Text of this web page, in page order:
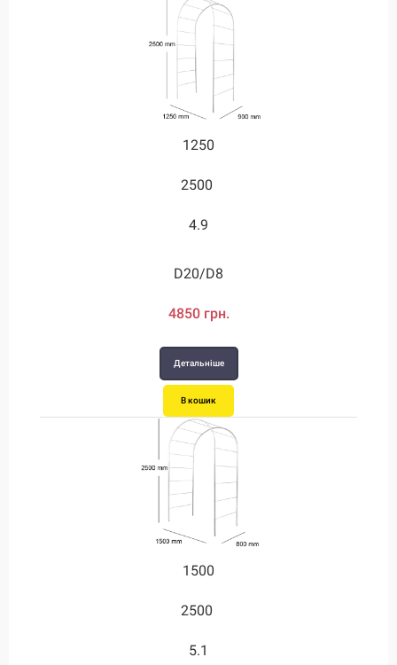
1250
2500
4.9
D20/D8
4850 грн.
Детальніше
В кошик
1500
2500
5.1